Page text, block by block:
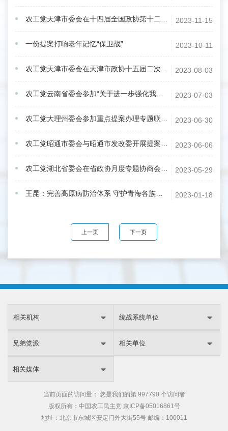
2023-11-15
农工党天津市委会在十四届全国政协第十二次双周协商座谈会上积极建言献策
2023-10-11
一份提案打响老年记忆“保卫战”
2023-08-03
农工党天津市委会在天津市政协十五届二次常委会议上作口头发言
2023-07-03
农工党云南省委会参加“关于进一步强化我省高危儿童筛查与管理”重点提案办理调研
2023-06-30
农工党大理州委会参加重点提案办理专题联合调研
2023-06-06
农工党昭通市委会与昭通市发改委开展提案面商
2023-05-29
农工党湖北省委会在省政协月度专题协商会上发言
2023-01-18
王昆：完善高原病防治体系 守护青海各族人民健康
上一页 下一页
相关机构 统战系统单位
兄弟党派 相关单位
相关媒体
当前页面的访问量： 您是我们的第 997790 个访问者
版权所有：中国农工民主党 京ICP备05016861号
地址：北京市东城区安定门外大街55号 邮编：100011